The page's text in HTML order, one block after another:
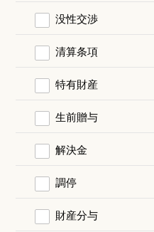
没性交渉
清算条項
特有財産
生前贈与
解決金
調停
財産分与